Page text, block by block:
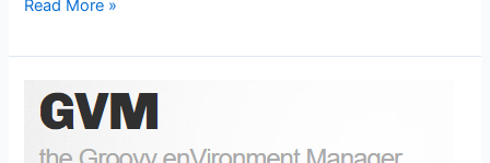
Semana
33
Blogs
sobre
Read More »